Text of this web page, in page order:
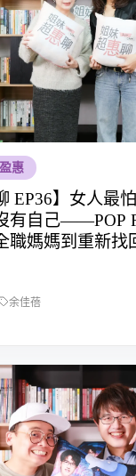
惠
EP36】女人最
有自己——POP
職媽媽到重新找
余佳蓓